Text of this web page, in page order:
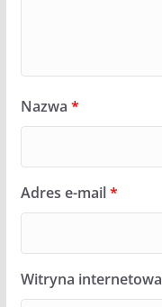
Nazwa *
Adres e-mail*
Witryna internetowa